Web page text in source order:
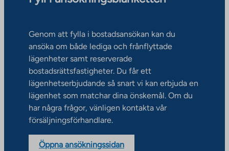
Genom att fylla i bostadsansökan kan du
ansöka om både lediga och frånflyttade
lägenheter samt reserverade
bostadsrättsfastigheter. Du får ett
lägenhetserbjudande så snart vi kan erbjuda en
lägenhet som matchar dina önskemål. Om du
har några frågor, vänligen kontakta vår
försäljningsförhandlare.
Öppna ansökningssidan